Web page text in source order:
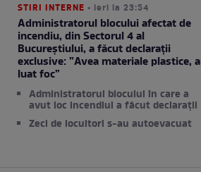
STIRI INTERNE • ieri la 23:54
Administratorul blocului afectat de
incendiu, din Sectorul 4 al
Bucureștiului, a făcut declarații
exclusive: ”Avea materiale plastice, a
luat foc”
Administratorul blocului în care a
avut loc incendiul a făcut declarații
Zeci de locuitori s-au autoevacuat